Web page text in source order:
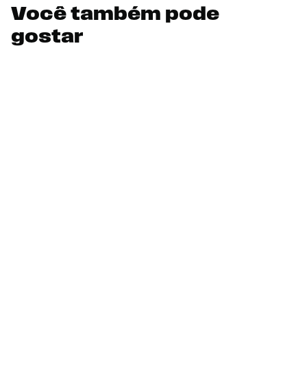
Você também pode
gostar